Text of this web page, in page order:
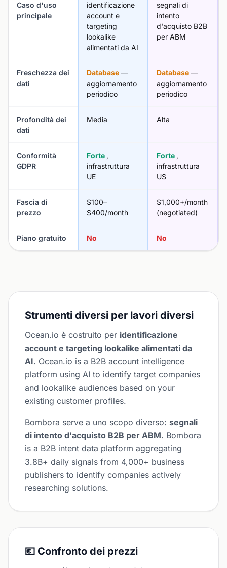
Caso d'uso
principale
identificazione
account e
targeting
lookalike
alimentati da AI
segnali di
intento
d'acquisto B2B
per ABM
Freschezza dei
dati
Database —
aggiornamento
periodico
Database —
aggiornamento
periodico
Profondità dei
dati
Media Alta
Conformità
GDPR
Forte ,
infrastruttura
UE
Forte ,
infrastruttura
US
Fascia di
prezzo
$100–
$400/month
$1,000+/month
(negotiated)
Piano gratuito No No
Strumenti diversi per lavori diversi
Ocean.io è costruito per identificazione
account e targeting lookalike alimentati da
AI. Ocean.io is a B2B account intelligence
platform using AI to identify target companies
and lookalike audiences based on your
existing customer profiles.
Bombora serve a uno scopo diverso: segnali
di intento d'acquisto B2B per ABM. Bombora
is a B2B intent data platform aggregating
3.8B+ daily signals from 4,000+ business
publishers to identify companies actively
researching solutions.
💶 Confronto dei prezzi